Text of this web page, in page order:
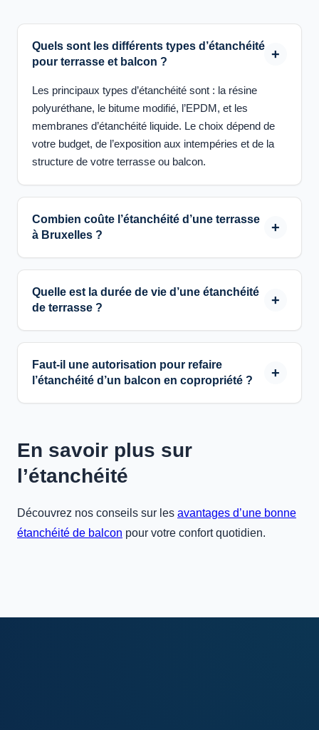
Quels sont les différents types d’étanchéité
pour terrasse et balcon ?
Les principaux types d’étanchéité sont : la résine
polyuréthane, le bitume modifié, l’EPDM, et les
membranes d’étanchéité liquide. Le choix dépend de
votre budget, de l’exposition aux intempéries et de la
structure de votre terrasse ou balcon.
Combien coûte l’étanchéité d’une terrasse
à Bruxelles ?
Quelle est la durée de vie d’une étanchéité
de terrasse ?
Faut-il une autorisation pour refaire
l’étanchéité d’un balcon en copropriété ?
En savoir plus sur
l’étanchéité
Découvrez nos conseils sur les avantages d’une bonne
étanchéité de balcon pour votre confort quotidien.